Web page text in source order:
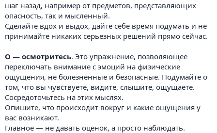
шаг назад, например от предметов, представляющих
опасность, так и мысленный.
Сделайте вдох и выдох, дайте себе время подумать и не
принимайте никаких серьезных решений прямо сейчас.
О — осмотритесь. Это упражнение, позволяющее
переключать внимание с эмоций на физические
ощущения, не болезненные и безопасные. Подумайте о
том, что вы чувствуете, видите, слышите, ощущаете.
Сосредоточьтесь на этих мыслях.
Опишите, что происходит вокруг и какие ощущения у
вас возникают.
Главное — не давать оценок, а просто наблюдать.